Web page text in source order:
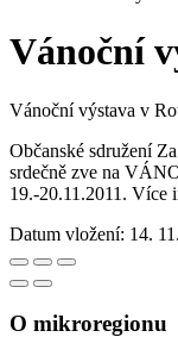
Vánoční
Vánoční výstava v
Občanské sdružení
srdečně zve na
19.-20.11.2011. Více
Datum vložení: 14.
O mikroregionu